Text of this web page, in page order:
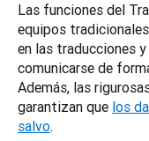
Las funciones del
equipos
en las traducciones
comunicarse de
Además, las
garantizan que los
salvo.